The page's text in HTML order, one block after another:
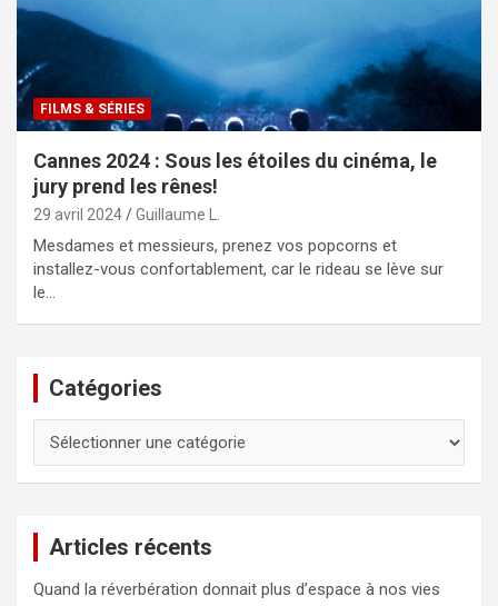
FILMS & SÉRIES
Cannes 2024 : Sous les étoiles du cinéma, le
jury prend les rênes!
29 avril 2024 Guillaume L.
Mesdames et messieurs, prenez vos popcorns et
installez-vous confortablement, car le rideau se lève sur
le…
Catégories
Articles récents
Quand la réverbération donnait plus d’espace à nos vies